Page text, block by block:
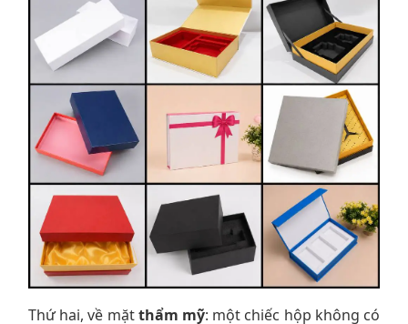
Thứ hai, về mặtthẩm mỹ: một chiếc hộp không có